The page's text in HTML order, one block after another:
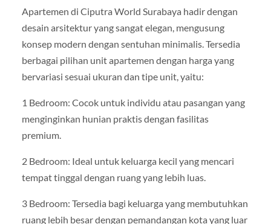
Apartemen di Ciputra World Surabaya hadir dengan
desain arsitektur yang sangat elegan, mengusung
konsep modern dengan sentuhan minimalis. Tersedia
berbagai pilihan unit apartemen dengan harga yang
bervariasi sesuai ukuran dan tipe unit, yaitu:
1 Bedroom: Cocok untuk individu atau pasangan yang
menginginkan hunian praktis dengan fasilitas
premium.
2 Bedroom: Ideal untuk keluarga kecil yang mencari
tempat tinggal dengan ruang yang lebih luas.
3 Bedroom: Tersedia bagi keluarga yang membutuhkan
ruang lebih besar dengan pemandangan kota yang luar